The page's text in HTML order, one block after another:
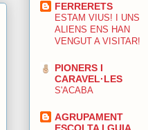
FERRERETS
ESTAM VIUS! I UNS
ALIENS ENS HAN
VENGUT A VISITAR!
PIONERS I
CARAVEL·LES
S'ACABA
AGRUPAMENT